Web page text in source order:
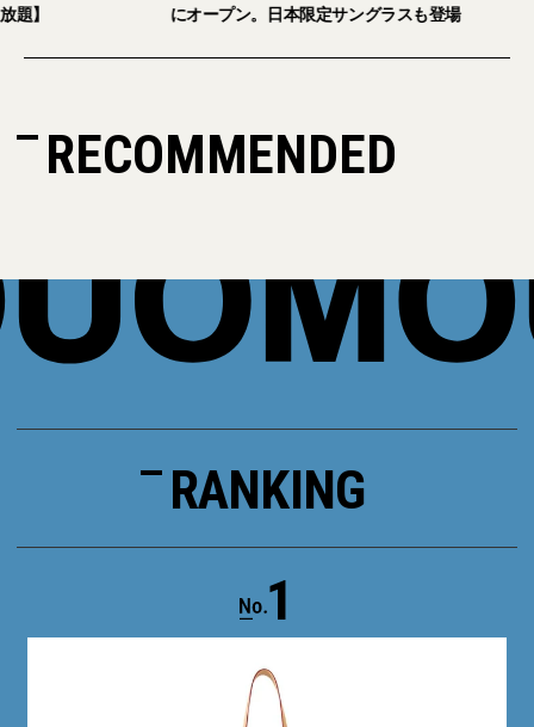
ション＆美容アイテム試し放題】
にオープン。日本
RECOMMENDED
RANKING
1